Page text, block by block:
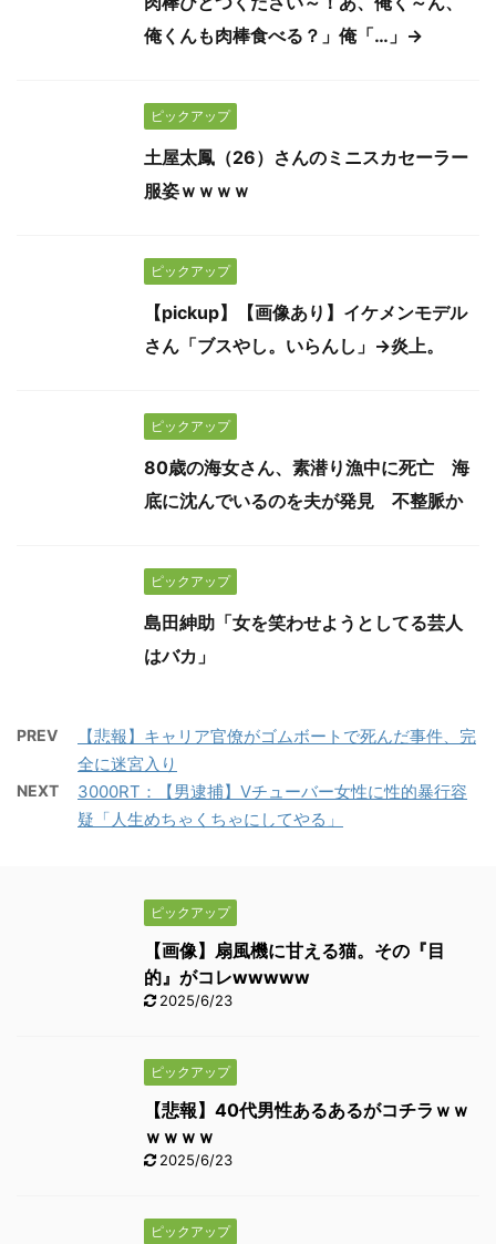
俺くんも肉棒食べる？」俺「…」→
ピックアップ
土屋太鳳（26）さんのミニスカセーラー
服姿ｗｗｗｗ
ピックアップ
【pickup】【画像あり】イケメンモデル
さん「ブスやし。いらんし」→炎上。
ピックアップ
80歳の海女さん、素潜り漁中に死亡 海
底に沈んでいるのを夫が発見 不整脈か
ピックアップ
島田紳助「女を笑わせようとしてる芸人
はバカ」
PREV
【悲報】キャリア官僚がゴムボートで死んだ事件、完
全に迷宮入り
NEXT
3000RT：【男逮捕】Vチューバー女性に性的暴行容
疑「人生めちゃくちゃにしてやる」
ピックアップ
【画像】扇風機に甘える猫。その『目
的』がコレwwwww
2025/6/23
ピックアップ
【悲報】40代男性あるあるがコチラｗｗ
ｗｗｗｗ
2025/6/23
ピックアップ